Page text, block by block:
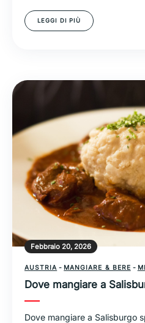
LEGGI DI PIÙ
Febbraio 20, 2026
AUSTRIA - MANGIARE & BERE -
Dove mangiare a
Dove mangiare a Salisburgo